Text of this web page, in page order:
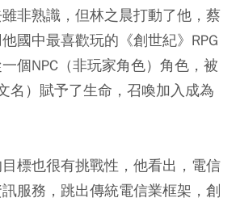
非熟識，但林之晨打動了他，蔡
國中最喜歡玩的《創世紀》RPG
個NPC（非玩家角色）角色，被
名）賦予了生命，召喚加入成為
標也很有挑戰性，他看出，電信
服務，跳出傳統電信業框架，創